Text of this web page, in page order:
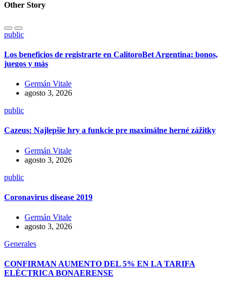
Other Story
public
Los beneficios de registrarte en CalitoroBet Argentina: bonos,
juegos y más
Germán Vitale
agosto 3, 2026
public
Cazeus: Najlepšie hry a funkcie pre maximálne herné zážitky
Germán Vitale
agosto 3, 2026
public
Coronavirus disease 2019
Germán Vitale
agosto 3, 2026
Generales
CONFIRMAN AUMENTO DEL 5% EN LA TARIFA
ELÉCTRICA BONAERENSE